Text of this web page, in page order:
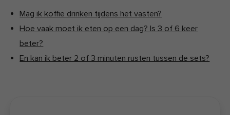
Mag ik koffie drinken tijdens het vasten?
Hoe vaak moet ik eten op een dag? Is 3 of 6 keer
beter?
En kan ik beter 2 of 3 minuten rusten tussen de sets?